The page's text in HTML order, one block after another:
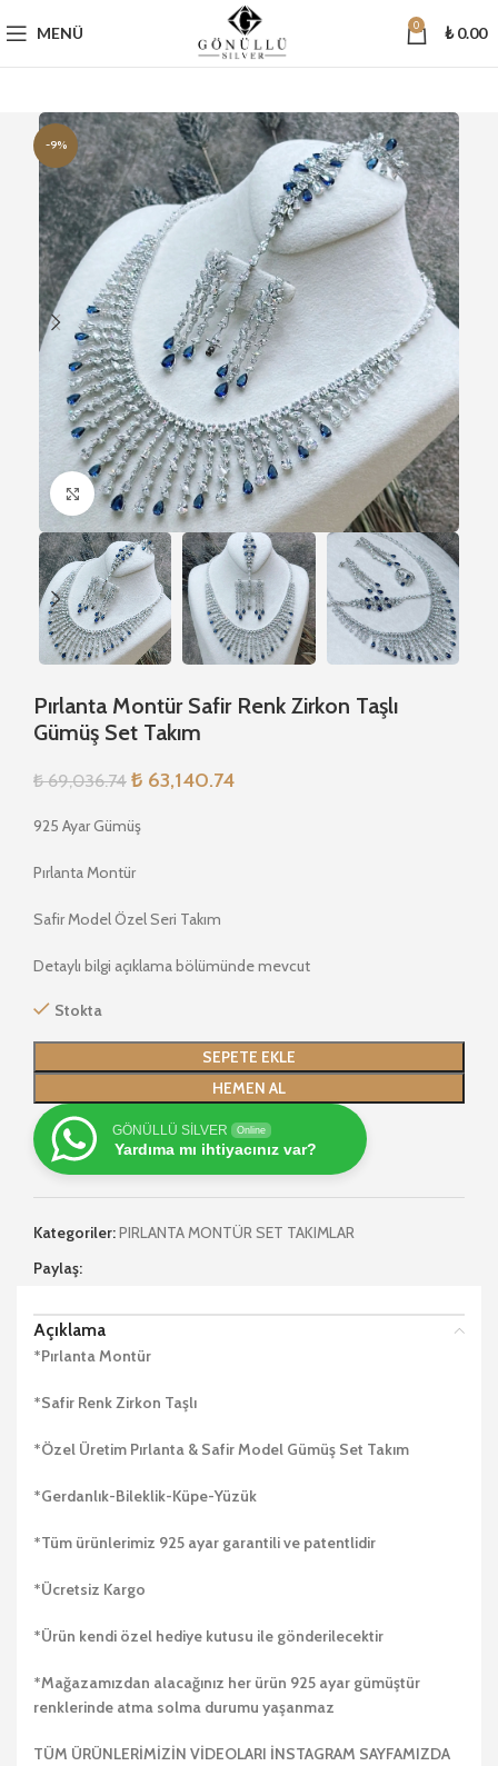
MENÜ 0 ₺0.00
-9%
Büyütmek için tıklayın
Pırlanta Montür Safir Renk Zirkon Taşlı
Gümüş Set Takım
₺69,036.74 ₺ 63,140.74
925 Ayar Gümüş
Pırlanta Montür
Safir Model Özel Seri Takım
Detaylı bilgi açıklama bölümünde mevcut
Stokta
SEPETE EKLE
HEMEN AL
GÖNÜLLÜ SİLVER Online
Yardıma mı ihtiyacınız var?
Kategoriler:PIRLANTA MONTÜR SET TAKIMLAR
Paylaş:
Açıklama
*Pırlanta Montür
*Safir Renk Zirkon Taşlı
*Özel Üretim Pırlanta & Safir Model Gümüş Set Takım
*Gerdanlık-Bileklik-Küpe-Yüzük
*Tüm ürünlerimiz 925 ayar garantili ve patentlidir
*Ücretsiz Kargo
*Ürün kendi özel hediye kutusu ile gönderilecektir
*Mağazamızdan alacağınız her ürün 925 ayar gümüştür
renklerinde atma solma durumu yaşanmaz
TÜM ÜRÜNLERİMİZİN VİDEOLARI İNSTAGRAM SAYFAMIZDA